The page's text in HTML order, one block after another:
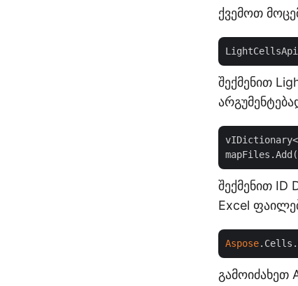
ქვემოთ
შექმენით
vIDictionary<
mapFiles.Add(
შექმენით
Excel
Aspose
გამოიძახეთ